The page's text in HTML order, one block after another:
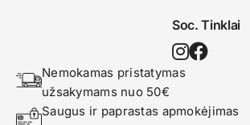
Soc. Tinklai
Nemokamas pristatymas
užsakymams nuo 50€
Saugus ir paprastas apmokėjimas